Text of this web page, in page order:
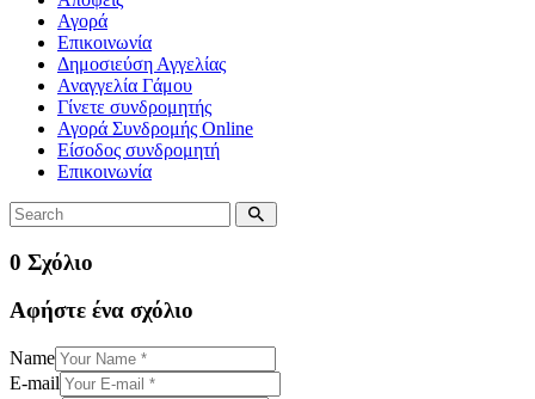
Αγορά
Επικοινωνία
Δημοσιεύση Αγγελίας
Αναγγελία Γάμου
Γίνετε συνδρομητής
Αγορά Συνδρομής Online
Είσοδος συνδρομητή
Επικοινωνία
0 Σχόλιο
Αφήστε ένα σχόλιο
Name
E-mail